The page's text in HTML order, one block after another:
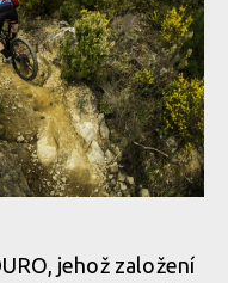
jehož založení